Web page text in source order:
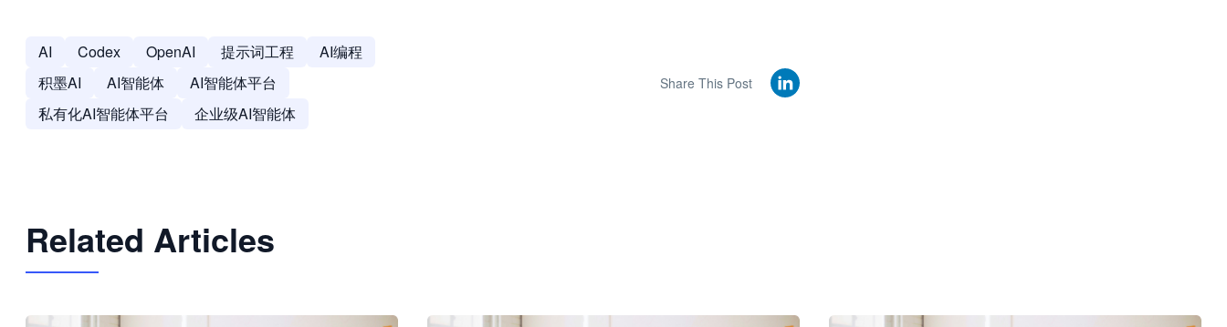
AI Codex OpenAI 提示词工程
AI编程
积墨AI
AI智能体
AI智能体平台
私有化AI智能体平台
企业级AI智能体
Share This Post
Related Articles